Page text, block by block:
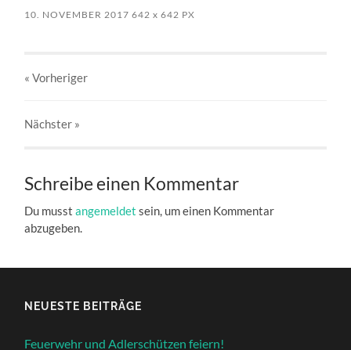
10. NOVEMBER 2017 642x 642 PX
« Vorheriger
Nächster »
Schreibe einen Kommentar
Du musstangemeldet sein, um einen Kommentar
abzugeben.
NEUESTE BEITRÄGE
Feuerwehr und Adlerschützen feiern!